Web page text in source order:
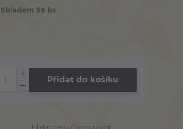
Skladem 36 ks
Přidat do košíku
Hlídat cenu / dostupnost